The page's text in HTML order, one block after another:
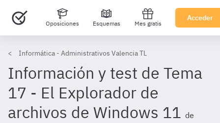
Oposiciones Esquemas Mes gratis
Acceder
Informática - Administrativos Valencia TL
Información y test de Tema
17 - El Explorador de
archivos de Windows 11 de